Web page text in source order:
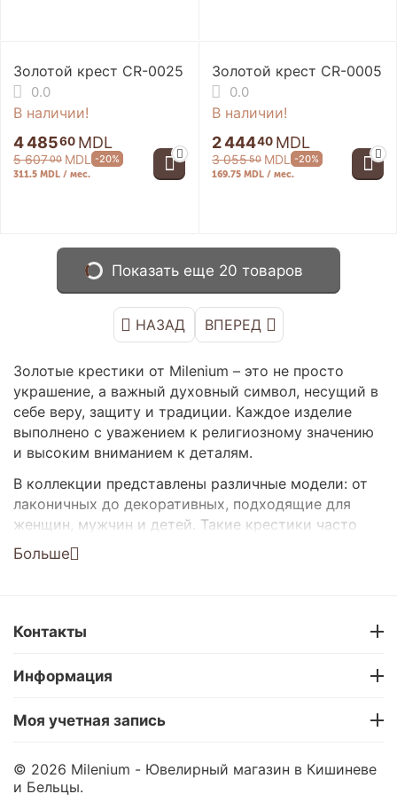
Золотые крестики от Milenium – это не просто
украшение, а важный духовный символ, несущий в
себе веру, защиту и традиции. Каждое изделие
выполнено с уважением к религиозному значению
и высоким вниманием к деталям.
В коллекции представлены различные модели: от
лаконичных до декоративных, подходящие для
женщин, мужчин и детей. Такие крестики часто
дарят на крещение, день рождения или как символ
духовной поддержки.
Рассрочка 0% без переплат
Milenium
смыслом для себя или в подарок.
Больше
Золотой крест CR-0025
0.0
В наличии!
4 48560 MDL
5 60700 MDL -20%
311.5 MDL / мес.
Золотой крест CR-0005
0.0
В наличии!
2 44440 MDL
3 05550 MDL -20%
169.75 MDL / мес.
Показать еще 20 товаров
НАЗАД ВПЕРЕД
Контакты
Информация
Моя учетная запись
© 2026 Milenium - Ювелирный магазин в Кишиневе
и Бельцы.